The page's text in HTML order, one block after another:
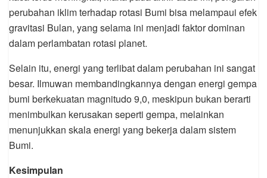
perubahan iklim terhadap rotasi Bumi bisa melampaui efek
gravitasi Bulan, yang selama ini menjadi faktor dominan
dalam perlambatan rotasi planet.
Selain itu, energi yang terlibat dalam perubahan ini sangat
besar. Ilmuwan membandingkannya dengan energi gempa
bumi berkekuatan magnitudo 9,0, meskipun bukan berarti
menimbulkan kerusakan seperti gempa, melainkan
menunjukkan skala energi yang bekerja dalam sistem
Bumi.
Kesimpulan